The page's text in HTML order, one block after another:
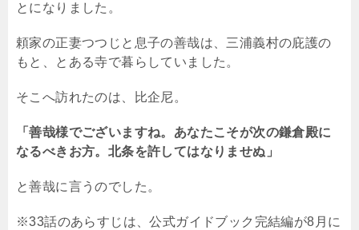
とになりました。
頼家の正妻つつじと息子の善哉は、三浦義村の庇護の
もと、とある寺で暮らしていました。
そこへ訪れたのは、比企尼。
「善哉様でございますね。あなたこそが次の鎌倉殿に
なるべきお方。北条を許してはなりませぬ」
と善哉に言うのでした。
※33話のあらすじは、公式ガイドブック完結編が8月に